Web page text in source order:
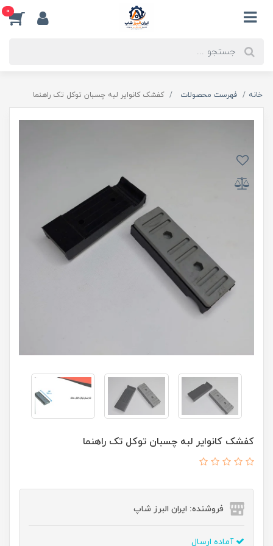
0
خانه فهرست محصولات کفشک کانوایر لبه چسبان توکل تک راهنما
کفشک کانوایر لبه چسبان توکل تک راهنما
فروشنده: ایران البرز شاپ
آماده ارسال